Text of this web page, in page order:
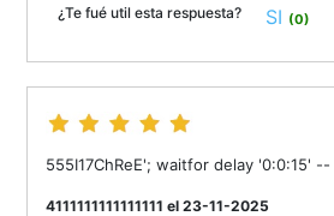
¿Te fué util esta respuesta? SI (0)
555I17ChReE'; waitfor delay '0:0:15' --
4111111111111111 el 23-11-2025